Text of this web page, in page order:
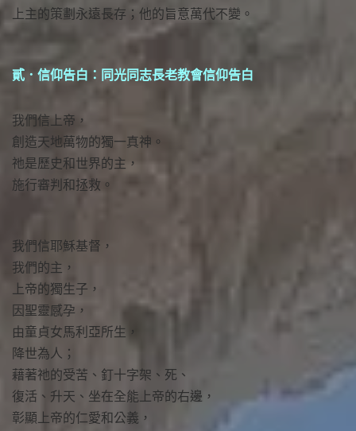
上主的策劃永遠長存；他的旨意萬代不變。
貳．信仰告白：同光同志長老教會信仰告白
我們信上帝，
創造天地萬物的獨一真神。
祂是歷史和世界的主，
施行審判和拯救。
我們信耶穌基督，
我們的主，
上帝的獨生子，
因聖靈感孕，
由童貞女馬利亞所生，
降世為人；
藉著祂的受苦、釘十字架、死、
復活、升天、坐在全能上帝的右邊，
彰顯上帝的仁愛和公義，